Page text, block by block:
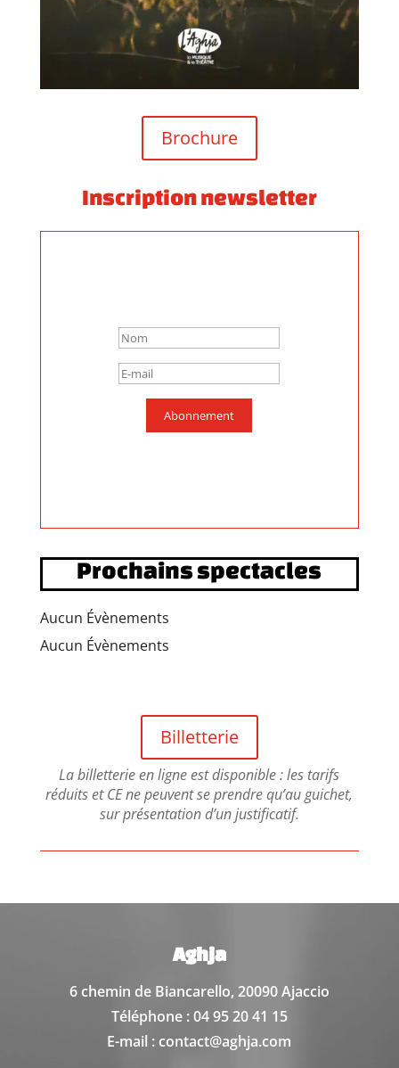
Brochure
Inscription newsletter
Abonnement
Prochains spectacles
Aucun Évènements
Aucun Évènements
Billetterie
La billetterie en ligne est disponible : les tarifs
réduits et CE ne peuvent se prendre qu’au guichet,
sur présentation d’un justificatif.
Aghja
6 chemin de Biancarello, 20090 Ajaccio
Téléphone : 04 95 20 41 15
E-mail : contact@aghja.com